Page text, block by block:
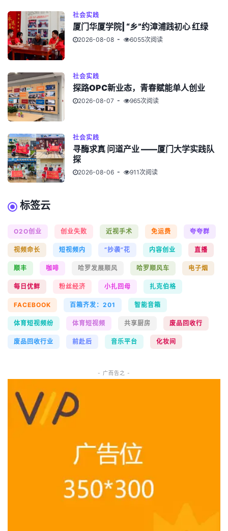
社会实践
厦门华厦学院| “乡”约漳浦践初心 红绿
2026-08-08 6055次阅读
社会实践
探路OPC新业态，青春赋能单人创业
2026-08-07 965次阅读
社会实践
寻酶求真 问道产业 ——厦门大学实践队
探
2026-08-06 911次阅读
标签云
O2O创业 创业失败 近视手术 免运费 夸夸群
视频命长 短视频内 “抄袭”花 内容创业 直播
顺丰 咖啡 哈罗发展顺风 哈罗顺风车 电子烟
每日优鲜 粉丝经济 小扎回母 扎克伯格
FACEBOOK 百箱齐发：201 智能音箱
体育短视频纷 体育短视频 共享厨房 废品回收行
废品回收行业 前赴后 音乐平台 化妆间
- 广而告之 -